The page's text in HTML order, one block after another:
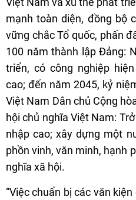
mạnh toàn diện, đồng bộ
vững chắc Tổ quốc, phấn
100 năm thành lập Đảng:
triển, có công nghiệp
cao; đến năm 2045, kỷ
Việt Nam Dân chủ Cộng
hội chủ nghĩa Việt Nam:
nhập cao; xây dựng một
phồn vinh, văn minh, hạnh
nghĩa xã hội.
“Việc chuẩn bị các văn